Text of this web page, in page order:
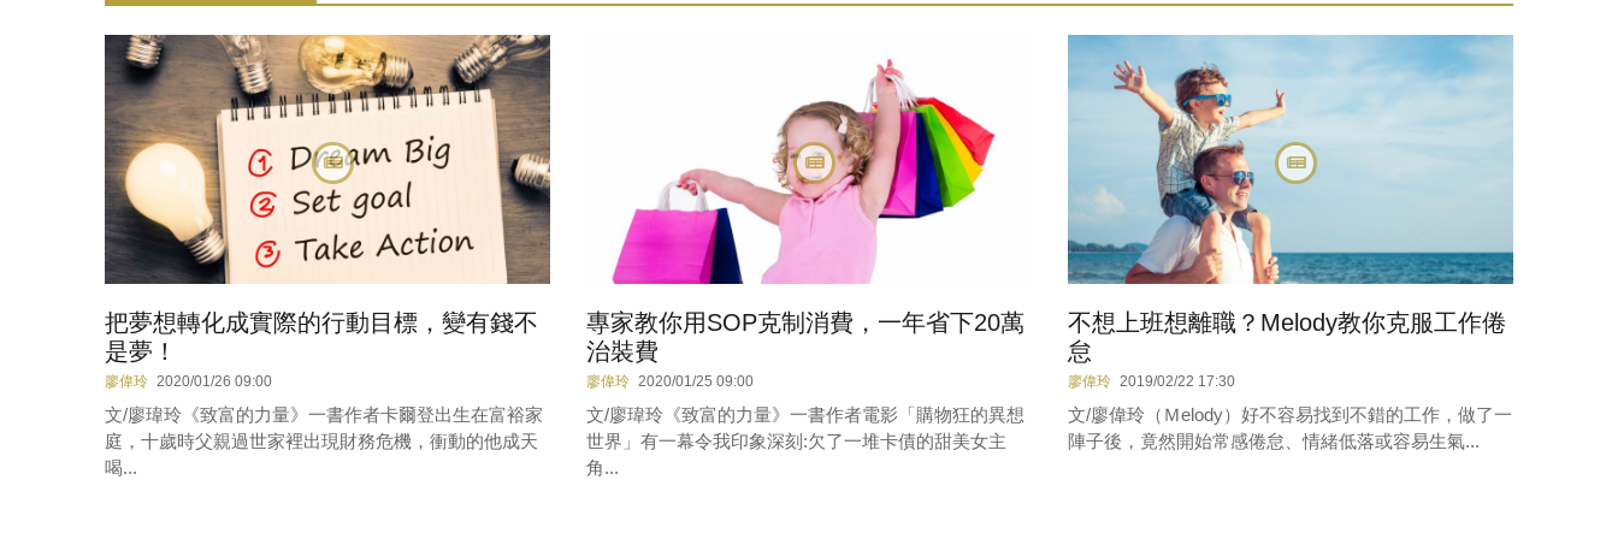
把夢想轉化成實際的行動目標，變有錢不
是夢！
廖偉玲 2020/01/26 09:00
文/廖瑋玲《致富的力量》一書作者卡爾登出生在富裕家
庭，十歲時父親過世家裡出現財務危機，衝動的他成天
喝...
專家教你用SOP克制消費，一年省下20萬
治裝費
廖偉玲 2020/01/25 09:00
文/廖瑋玲《致富的力量》一書作者電影「購物狂的異想
世界」有一幕令我印象深刻:欠了一堆卡債的甜美女主
角...
不想上班想離職？Melody教你克服工作倦
怠
廖偉玲 2019/02/22 17:30
文/廖偉玲（Ｍelody）好不容易找到不錯的工作，做了一
陣子後，竟然開始常感倦怠、情緒低落或容易生氣...